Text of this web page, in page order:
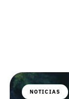
NOTICIAS